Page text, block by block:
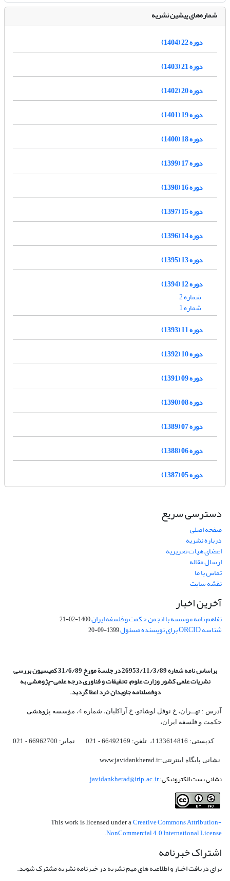
شماره‌های پیشین نشریه
دوره 22 (1404)
دوره 21 (1403)
دوره 20 (1402)
دوره 19 (1401)
دوره 18 (1400)
دوره 17 (1399)
دوره 16 (1398)
دوره 15 (1397)
دوره 14 (1396)
دوره 13 (1395)
دوره 12 (1394)
شماره 2
شماره 1
دوره 11 (1393)
دوره 10 (1392)
دوره 09 (1391)
دوره 08 (1390)
دوره 07 (1389)
دوره 06 (1388)
دوره 05 (1387)
دسترسی سریع
صفحه اصلی
درباره نشریه
اعضای هیات تحریریه
ارسال مقاله
تماس با ما
نقشه سایت
آخرین اخبار
تفاهم نامه موسسه با انجمن حکمت و فلسفه ایران1400-02-21
شناسه ORCID برای نویسنده مسئول 1399-09-20
براساس نامه شماره 26953/11/3/89 در جلسة مورخ 31/6/89 کمیسیون
بررسی
نشریات علمی کشور وزارت علوم، تحقیقات و فناوری درجه علمی‌-پژوهشیبه
دوفصلنامه جاویدان خرد اعطا گردید.
آدرس : تهــران، خ نوفل لوشاتو، خ آراکلیان، شماره 4،‌ مؤسسه پژوهشی
حکمت و فلسفه ایران،‌
کدپستی: 1133614816، تلفن: 66492169 - 021 نمابر: 66962700 - 021
نشانی پایگاه اینترنتی:www.javidankherad.ir
نشانی پست الکترونیکی:javidankherad@irip.ac.ir
This work is licensed under a Creative Commons Attribution-
NonCommercial 4.0 International License
اشتراک خبرنامه
برای دریافت اخبار و اطلاعیه های مهم نشریه در خبرنامه نشریه مشترک شوید.